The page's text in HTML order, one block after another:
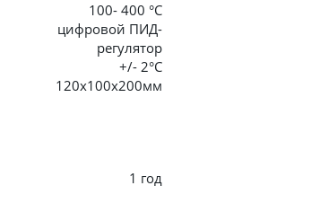
100- 400 °С
цифровой ПИД-
регулятор
+/- 2°С
120х100х200мм
1 год